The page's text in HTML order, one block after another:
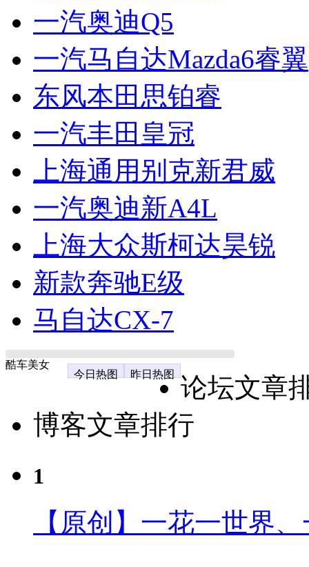
一汽奥迪Q5
一汽马自达Mazda6睿翼
东风本田思铂睿
一汽丰田皇冠
上海通用别克新君威
一汽奥迪新A4L
上海大众斯柯达昊锐
新款奔驰E级
马自达CX-7
酷车美女
今日热图
昨日热图
论坛文章
博客文章排行
1
【原创】一花一世界